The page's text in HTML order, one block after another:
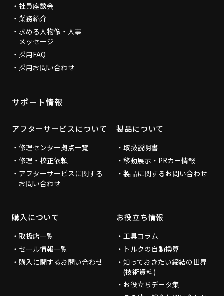
社員座談会
業務紹介
求める人物像・人事
メッセージ
採用FAQ
採用お問い合わせ
サポート情報
アフターサービスについて
修理センター拠点一覧
修理・校正依頼
アフターサービスに関する
お問い合わせ
製品について
取扱説明書
移動展示・PRカー情報
製品に関するお問い合わせ
購入について
取扱店一覧
セール情報一覧
購入に関するお問い合わせ
お役立ち情報
工具コラム
トルクの自動換算
知っておきたい締結の世界
(技術資料)
お役立ちデータ集